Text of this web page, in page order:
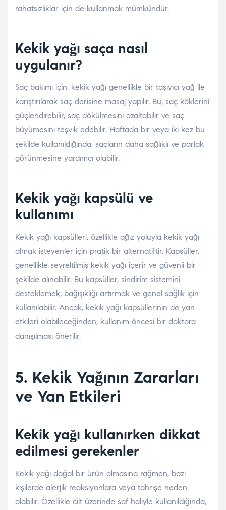
rahatsızlıklar için de kullanmak mümkündür.
Kekik yağı saça nasıl
uygulanır?
Saç bakımı için, kekik yağı genellikle bir taşıyıcı yağ ile
karıştırılarak saç derisine masaj yapılır. Bu, saç köklerini
güçlendirebilir, saç dökülmesini azaltabilir ve saç
büyümesini teşvik edebilir. Haftada bir veya iki kez bu
şekilde kullanıldığında, saçların daha sağlıklı ve parlak
görünmesine yardımcı olabilir.
Kekik yağı kapsülü ve
kullanımı
Kekik yağı kapsülleri, özellikle ağız yoluyla kekik yağı
almak isteyenler için pratik bir alternatiftir. Kapsüller,
genellikle seyreltilmiş kekik yağı içerir ve güvenli bir
şekilde alınabilir. Bu kapsüller, sindirim sistemini
desteklemek, bağışıklığı artırmak ve genel sağlık için
kullanılabilir. Ancak, kekik yağı kapsüllerinin de yan
etkileri olabileceğinden, kullanım öncesi bir doktora
danışılması önerilir.
5. Kekik Yağının Zararları
ve Yan Etkileri
Kekik yağı kullanırken dikkat
edilmesi gerekenler
Kekik yağı doğal bir ürün olmasına rağmen, bazı
kişilerde alerjik reaksiyonlara veya tahrişe neden
olabilir. Özellikle cilt üzerinde saf haliyle kullanıldığında,